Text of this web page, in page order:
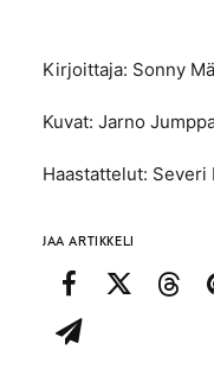
Kirjoittaja: Sonny
Kuvat: Jarno
Haastattelut: Severi
JAA ARTIKKELI